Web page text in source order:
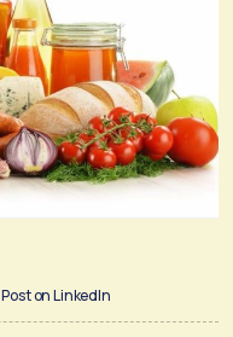
Post on LinkedIn